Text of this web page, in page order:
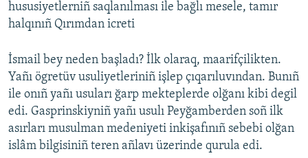
hususiyetlerniñ saqlanılması ile bağlı mesele, tamır
halqınıñ Qırımdan icreti
İsmail bey neden başladı? İlk olaraq, maarifçilikten.
Yañı ögretüv usuliyetleriniñ işlep çıqarıluvından. Bunıñ
ile onıñ yañı usuları ğarp mekteplerde olğanı kibi degil
edi. Gasprinskiyniñ yañı usulı Peyğamberden soñ ilk
asırları musulman medeniyeti inkişafınıñ sebebi olğan
islâm bilgisiniñ teren añlavı üzerinde qurula edi.